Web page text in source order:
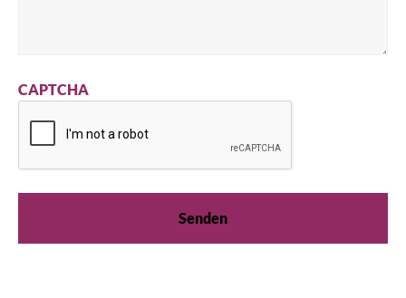
CAPTCHA